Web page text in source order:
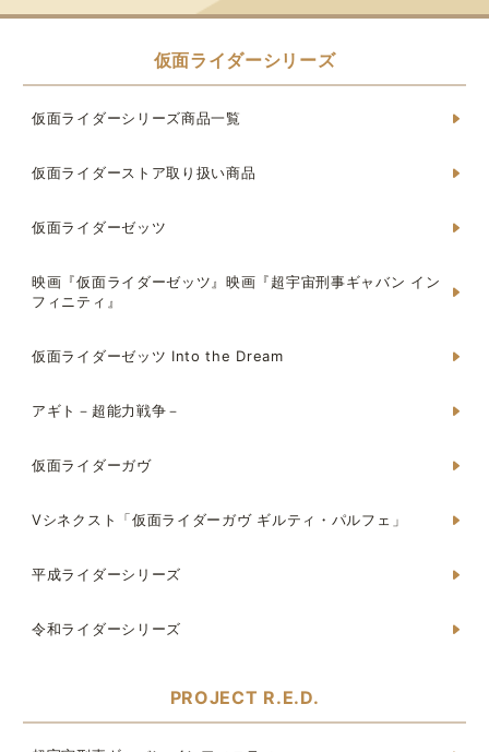
仮面ライダーシリーズ
仮面ライダーシリーズ商品一覧
仮面ライダーストア取り扱い商品
仮面ライダーゼッツ
映画『仮面ライダーゼッツ』映画『超宇宙刑事ギャバン イン
フィニティ』
仮面ライダーゼッツ Into the Dream
アギト－超能力戦争－
仮面ライダーガヴ
Vシネクスト「仮面ライダーガヴ ギルティ・パルフェ」
平成ライダーシリーズ
令和ライダーシリーズ
PROJECT R.E.D.